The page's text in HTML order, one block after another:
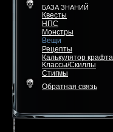
БАЗА ЗНАНИЙ
Квесты
НПС
Монстры
Вещи
Рецепты
Калькулятор крафта
Классы/Скиллы
Стигмы
Обратная связь